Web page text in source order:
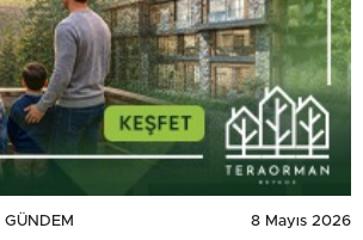
GÜNDEM 8 Mayıs 2026